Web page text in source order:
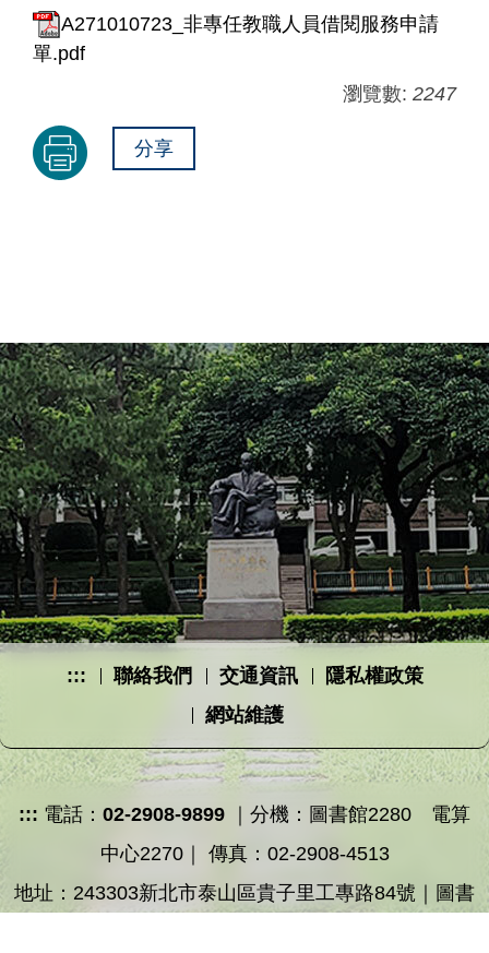
A271010723_非專任教職人員借閱服務申請
單.pdf
瀏覽數: 2247
分享
::: 聯絡我們 交通資訊
隱私權政策
網站維護
::: 電話： 02-2908-9899 ｜分機：圖書館2280 電算
中心2270｜ 傳真：02-2908-4513
地址：243303新北市泰山區貴子里工專路84號｜圖書